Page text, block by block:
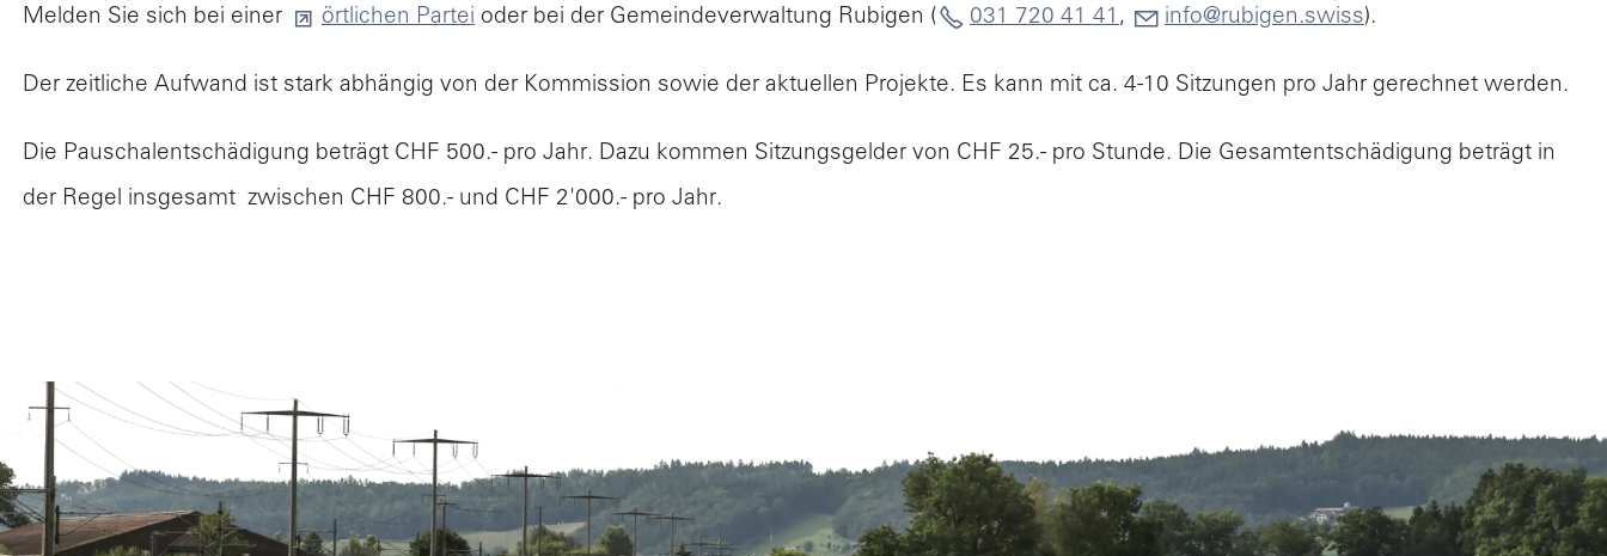
Melden Sie sich bei einer örtlichen Partei oder bei der Gemeindeverwaltung Rubigen ( 031 720 41 41 , info@rubigen.swiss).
Der zeitliche Aufwand ist stark abhängig von der Kommission sowie der aktuellen Projekte. Es kann mit ca. 4-10 Sitzungen pro Jahr gerechnet werden.
Die Pauschalentschädigung beträgt CHF 500.- pro Jahr. Dazu kommen Sitzungsgelder von CHF 25.- pro Stunde. Die Gesamtentschädigung beträgt in
der Regel insgesamt zwischen CHF 800.- und CHF 2'000.- pro Jahr.